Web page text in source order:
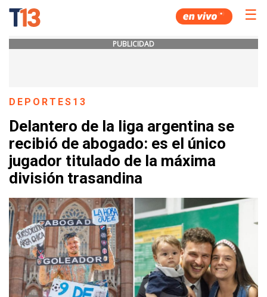
☰
PUBLICIDAD
DEPORTES13
Delantero de la liga argentina se
recibió de abogado: es el único
jugador titulado de la máxima
división trasandina